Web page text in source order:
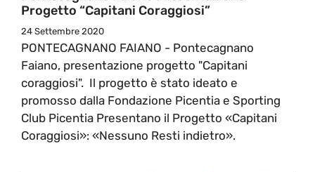
Progetto “Capitani Coraggiosi”
24 Settembre 2020
PONTECAGNANO FAIANO - Pontecagnano
Faiano, presentazione progetto "Capitani
coraggiosi". Il progetto è stato ideato e
promosso dalla Fondazione Picentia e Sporting
Club Picentia Presentano il Progetto «Capitani
Coraggiosi»: «Nessuno Resti indietro».